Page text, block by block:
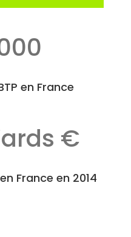
en France
€
France en 2014